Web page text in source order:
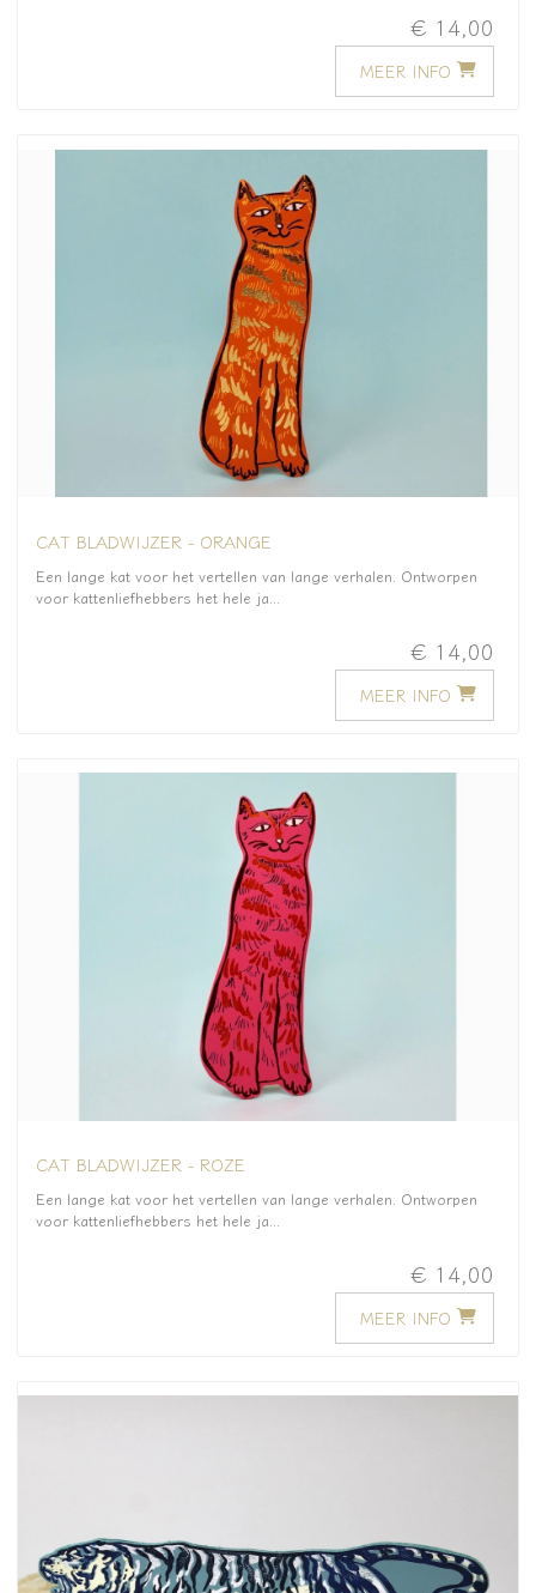
€ 14,00
MEER INFO
CAT BLADWIJZER - ORANGE
Een lange kat voor het vertellen van lange verhalen. Ontworpen
voor kattenliefhebbers het hele ja...
€ 14,00
MEER INFO
CAT BLADWIJZER - ROZE
Een lange kat voor het vertellen van lange verhalen. Ontworpen
voor kattenliefhebbers het hele ja...
€ 14,00
MEER INFO